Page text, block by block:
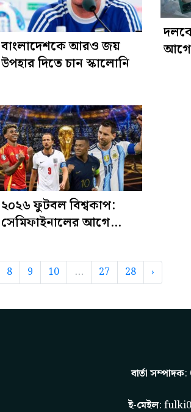
বাংলাদেশকে আরও জয়
উপহার দিতে চান স্কালোনি
আগে
২০২৬ ফুটবল বিশ্বকাপ:
সেমিফাইনালের আগে
তারকারা
8 9 10 ... 27 28 ›
বার্তা সম্পাদক:
ই-মেইল: